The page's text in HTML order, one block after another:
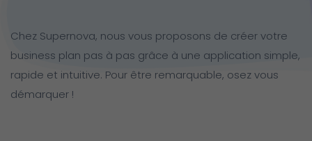
Chez Supernova, nous vous proposons de créer votre
business plan pas à pas grâce à une application simple,
rapide et intuitive. Pour être remarquable, osez vous
démarquer !